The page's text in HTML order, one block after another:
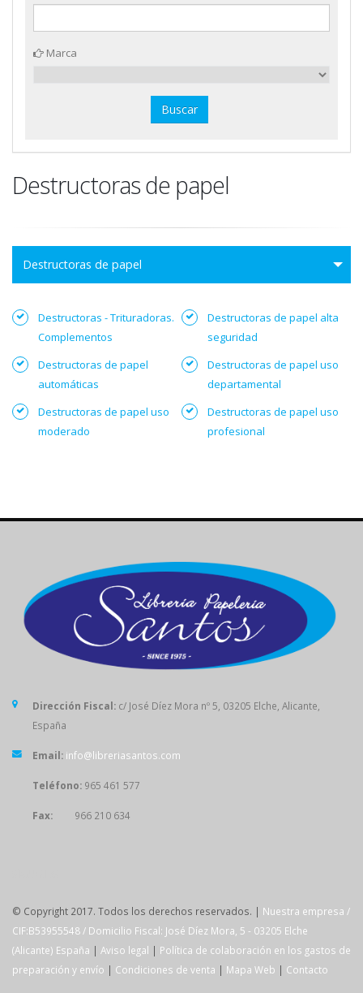
Marca
Destructoras de papel
Destructoras de papel
Destructoras - Trituradoras.
Complementos
Destructoras de papel alta
seguridad
Destructoras de papel
automáticas
Destructoras de papel uso
departamental
Destructoras de papel uso
moderado
Destructoras de papel uso
profesional
Dirección Fiscal: c/ José Díez Mora nº 5, 03205 Elche, Alicante,
España
Email: info@libreriasantos.com
Teléfono: 965 461 577
Fax: 966 210 634
© Copyright 2017. Todos los derechos reservados. | Nuestra empresa /
CIF:B53955548 / Domicilio Fiscal: José Díez Mora, 5 - 03205 Elche
(Alicante) España | Aviso legal | Política de colaboración en los gastos de
preparación y envío | Condiciones de venta | Mapa Web | Contacto